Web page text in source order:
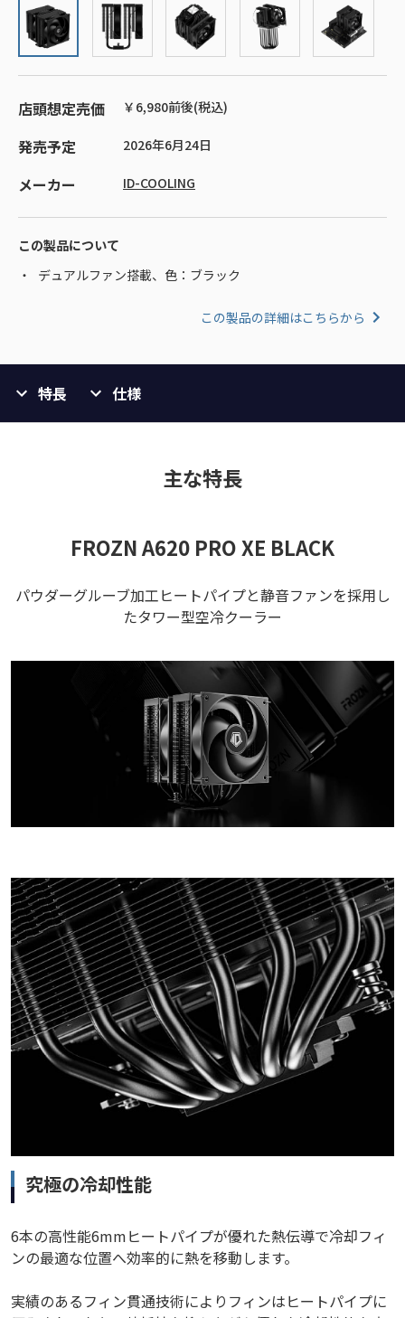
店頭想定売価 ￥6,980前後(税込)
発売予定 2026年6月24日
メーカー ID-COOLING
この製品について
デュアルファン搭載、色：ブラック
この製品の詳細はこちらから
特長 仕様
主な特長
FROZN A620 PRO XE BLACK
パウダーグルーブ加工ヒートパイプと静音ファンを採用し
たタワー型空冷クーラー
究極の冷却性能
6本の高性能6mmヒートパイプが優れた熱伝導で冷却フィ
ンの最適な位置へ効率的に熱を移動します。
実績のあるフィン貫通技術によりフィンはヒートパイプに